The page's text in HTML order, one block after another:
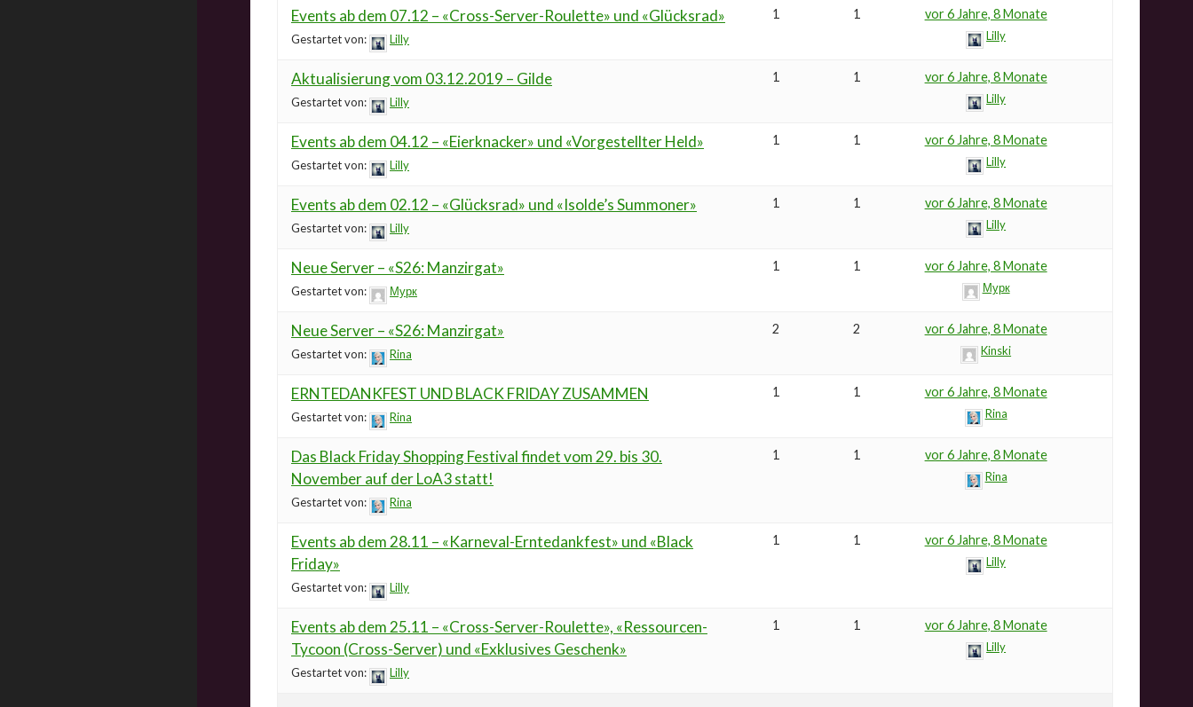
Events ab dem 07.12 – «Cross-Server-Roulette» und «Glücksrad»
Gestartet von: Lilly
1 1 vor 6 Jahre, 8 Monate
Lilly
Aktualisierung vom 03.12.2019 – Gilde
Gestartet von: Lilly
1 1 vor 6 Jahre, 8 Monate
Lilly
Events ab dem 04.12 – «Eierknacker» und «Vorgestellter Held»
Gestartet von: Lilly
1 1 vor 6 Jahre, 8 Monate
Lilly
Events ab dem 02.12 – «Glücksrad» und «Isolde’s Summoner»
Gestartet von: Lilly
1 1 vor 6 Jahre, 8 Monate
Lilly
Neue Server – «S26: Manzirgat»
Gestartet von: Мурк
1 1 vor 6 Jahre, 8 Monate
Мурк
Neue Server – «S26: Manzirgat»
Gestartet von: Rina
2 2 vor 6 Jahre, 8 Monate
Kinski
ERNTEDANKFEST UND BLACK FRIDAY ZUSAMMEN
Gestartet von: Rina
1 1 vor 6 Jahre, 8 Monate
Rina
Das Black Friday Shopping Festival findet vom 29. bis 30.
November auf der LoA3 statt!
Gestartet von: Rina
1 1 vor 6 Jahre, 8 Monate
Rina
Events ab dem 28.11 – «Karneval-Erntedankfest» und «Black
Friday»
Gestartet von: Lilly
1 1 vor 6 Jahre, 8 Monate
Lilly
Events ab dem 25.11 – «Cross-Server-Roulette», «Ressourcen-
Tycoon (Cross-Server) und «Exklusives Geschenk»
Gestartet von: Lilly
1 1 vor 6 Jahre, 8 Monate
Lilly